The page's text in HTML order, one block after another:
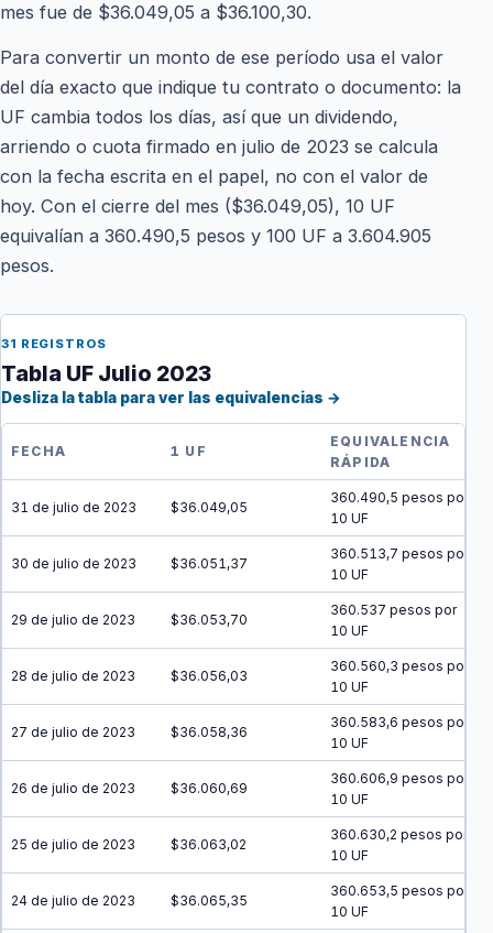
mes fue de $36.049,05 a $36.100,30.
Para convertir un monto de ese período usa el valor
del día exacto que indique tu contrato o documento: la
UF cambia todos los días, así que un dividendo,
arriendo o cuota firmado en julio de 2023 se calcula
con la fecha escrita en el papel, no con el valor de
hoy. Con el cierre del mes ($36.049,05), 10 UF
equivalían a 360.490,5 pesos y 100 UF a 3.604.905
pesos.
31 REGISTROS
Tabla UF Julio 2023
Desliza la tabla para ver las equivalencias →
FECHA 1 UF
EQUIVALENCIA
RÁPIDA
31 de julio de 2023 $36.049,05
360.490,5 pesos por
10 UF
30 de julio de 2023 $36.051,37
360.513,7 pesos por
10 UF
29 de julio de 2023 $36.053,70
360.537 pesos por
10 UF
28 de julio de 2023 $36.056,03
360.560,3 pesos por
10 UF
27 de julio de 2023 $36.058,36
360.583,6 pesos por
10 UF
26 de julio de 2023 $36.060,69
360.606,9 pesos por
10 UF
25 de julio de 2023 $36.063,02
360.630,2 pesos por
10 UF
24 de julio de 2023 $36.065,35
360.653,5 pesos por
10 UF